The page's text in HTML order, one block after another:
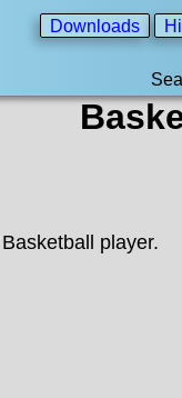
Downloads
player.